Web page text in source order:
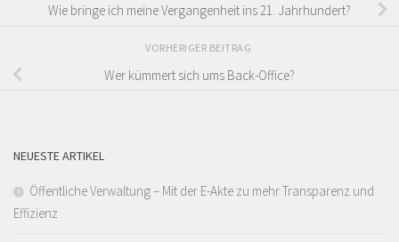
Wie bringe ich meine Vergangenheit ins 21. Jahrhundert?
VORHERIGER BEITRAG
Wer kümmert sich ums Back-Office?
NEUESTE ARTIKEL
Öffentliche Verwaltung – Mit der E-Akte zu mehr Transparenz und
Effizienz